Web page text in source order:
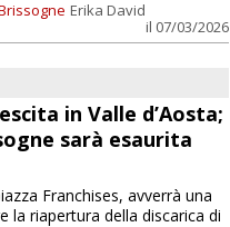
Erika David
il 07/03/2026
in Valle d’Aosta;
sarà esaurita
Franchises, avverrà una
la riapertura della discarica di